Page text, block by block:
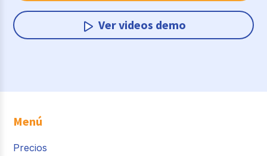
Ver videos demo
Menú
Precios